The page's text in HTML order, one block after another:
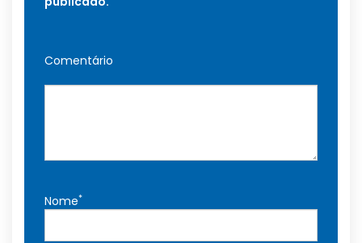
Comentário
Nome*